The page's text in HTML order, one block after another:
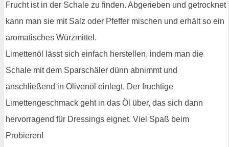
Frucht ist in der Schale zu finden. Abgerieben und getrocknet
kann man sie mit Salz oder Pfeffer mischen und erhält so ein
aromatisches Würzmittel.
Limettenöl lässt sich einfach herstellen, indem man die
Schale mit dem Sparschäler dünn abnimmt und
anschließend in Olivenöl einlegt. Der fruchtige
Limettengeschmack geht in das Öl über, das sich dann
hervorragend für Dressings eignet. Viel Spaß beim
Probieren!